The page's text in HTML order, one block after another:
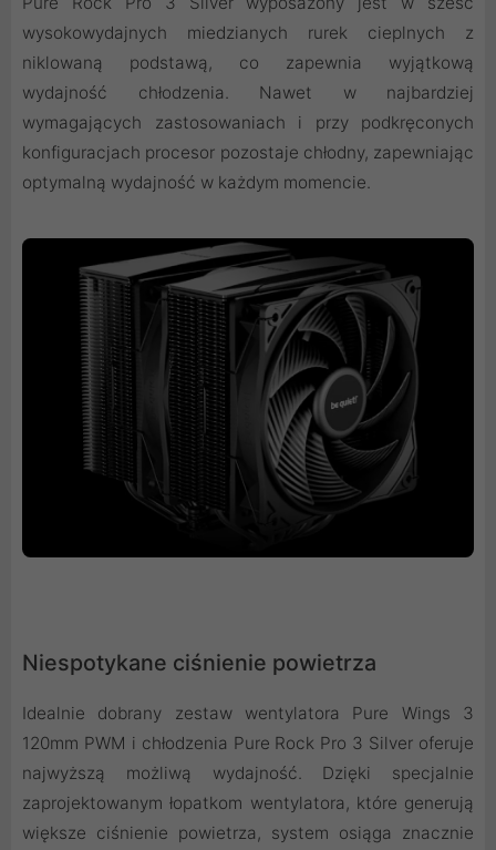
wysokowydajnych miedzianych rurek cieplnych z
niklowaną podstawą, co zapewnia wyjątkową
wydajność chłodzenia. Nawet w najbardziej
wymagających zastosowaniach i przy podkręconych
konfiguracjach procesor pozostaje chłodny, zapewniając
optymalną wydajność w każdym momencie.
Niespotykane ciśnienie powietrza
Idealnie dobrany zestaw wentylatora Pure Wings 3
120mm PWM i chłodzenia Pure Rock Pro 3 Silver oferuje
najwyższą możliwą wydajność. Dzięki specjalnie
zaprojektowanym łopatkom wentylatora, które generują
większe ciśnienie powietrza, system osiąga znacznie